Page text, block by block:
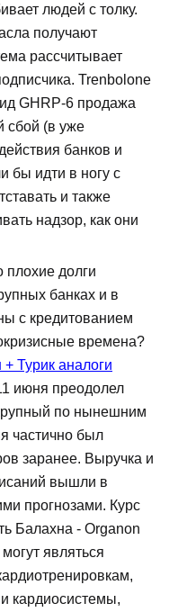
людей с толку.
получают
рассчитывает
Trenbolone
GHRP-6 продажа
сбой (в уже
банков и
бы идти в ногу с
и также
надзор, как они
плохие долги
банках и в
с кредитованием
времена?
Турик аналоги
июня преодолел
по нынешним
частично был
заранее. Выручка и
вышли в
прогнозами. Курс
Балахна - Organon
являться
кардиосистемы,